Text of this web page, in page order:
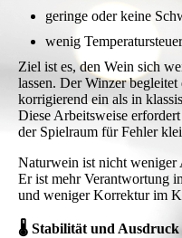
geringe oder keine
wenig
Ziel ist es, den Wein sich
lassen. Der Winzer
korrigierend ein als in
Diese Arbeitsweise
der Spielraum für Fehler
Naturwein ist nicht weniger
Er ist mehr Verantwortung
und weniger Korrektur im
🌡 Stabilität und Ausdruck